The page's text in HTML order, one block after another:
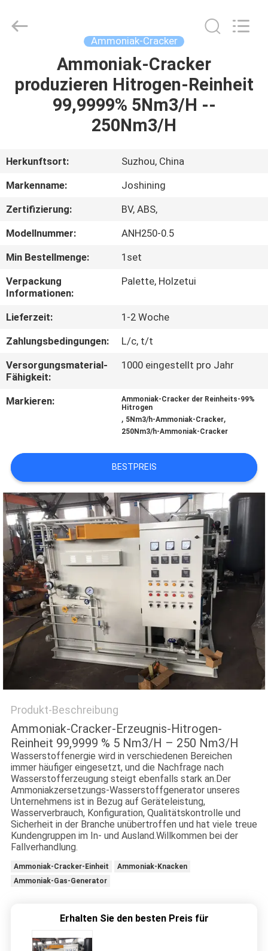
PRODUKTE
UNS
QUALITÄTSKONTROLLE
KONTAKT
MIT
UNS
RECHTSSACHEN
ANFORDERN
NEWS
SITEMAP
DATENSCHUTZRICHTLINIE
Technology
Co.,Ltd.
Ammoniak-Cracker
Ammoniak-Cracker
produzieren Hitrogen-Reinheit
99,9999% 5Nm3/H --
250Nm3/H
Herkunftsort:
Suzhou, China
Markenname:
Joshining
Zertifizierung:
BV, ABS,
Modellnummer:
ANH250-0.5
Min Bestellmenge:
1set
Verpackung
Informationen:
Palette, Holzetui
Lieferzeit:
1-2 Woche
Zahlungsbedingungen:
L/c, t/t
Versorgungsmaterial-
Fähigkeit:
1000 eingestellt pro Jahr
Markieren:
Ammoniak-Cracker der Reinheits-99%
Hitrogen
, 5Nm3/h-Ammoniak-Cracker,
250Nm3/h-Ammoniak-Cracker
BESTPREIS
Produkt-Beschreibung
Ammoniak-Cracker-Erzeugnis-Hitrogen-
Reinheit 99,9999 % 5 Nm3/H – 250 Nm3/H
Wasserstoffenergie wird in verschiedenen Bereichen
immer häufiger eingesetzt, und die Nachfrage nach
Wasserstofferzeugung steigt ebenfalls stark an.Der
Ammoniakzersetzungs-Wasserstoffgenerator unseres
Unternehmens ist in Bezug auf Geräteleistung,
Wasserverbrauch, Konfiguration, Qualitätskontrolle und
Sicherheit in der Branche unübertroffen und hat viele treue
Kundengruppen im In- und Ausland.Willkommen bei der
Fallverhandlung.
Ammoniak-Cracker-Einheit
Ammoniak-Knacken
Ammoniak-Gas-Generator
Erhalten Sie den besten Preis für